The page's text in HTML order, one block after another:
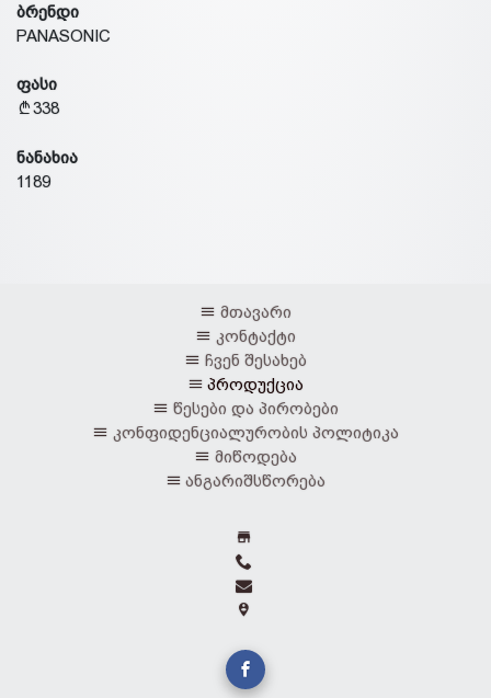
ბრენდი
PANASONIC
ფასი
338
ნანახია
1189
მთავარი
კონტაქტი
ჩვენ შესახებ
პროდუქცია
წესები და პირობები
კონფიდენციალურობის პოლიტიკა
მიწოდება
ანგარიშსწორება